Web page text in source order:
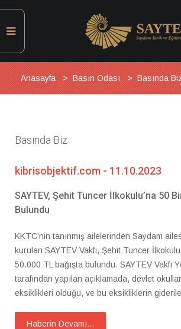
Anasayfa Basın Odası Basında
Basında Biz
kibrisobjektif.com - 11.10.2023
SAYTEV, Şehit Tuncer İlkokulu’na 50
Bulundu
KKTC’nin tanınmış ailelerinden Saydam
kurulan SAYTEV Vakfı, Şehit Tuncer
50.000 TL bağışta bulundu. SAYTEV Vakfı
tarafından yapılan açıklamada, devlet
eksiklikleri olduğu, ve bu eksikliklerin
Haberin Devamı...